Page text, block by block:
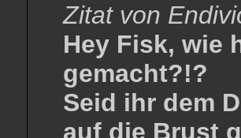
Zitat von
Hey Fisk, wie
gemacht?!?
Seid ihr dem
auf die Brust